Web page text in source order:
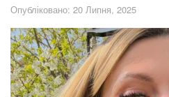
Опубліковано: 20 Липня, 2025